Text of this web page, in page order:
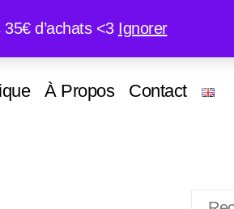
d’achats <3 Ignorer
À Propos Contact